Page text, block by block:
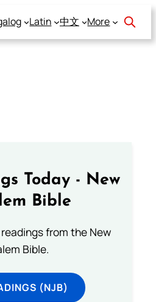
Latin 中文 More
Today - New
Bible
from the New
Bible.
(NJB)